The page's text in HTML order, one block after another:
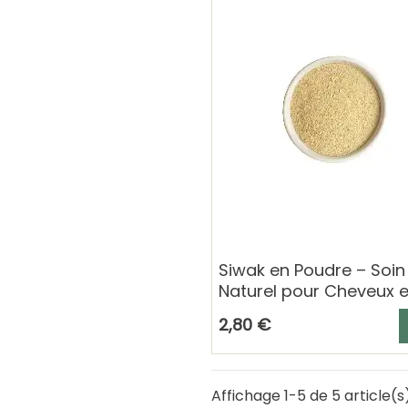
Siwak en Poudre – Soin
Naturel pour Cheveux
Hygiène Bucco-
2,80 €
Affichage 1-5 de 5